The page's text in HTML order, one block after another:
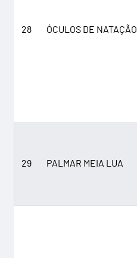
28 ÓCULOS DE NATAÇÃO
29 PALMAR MEIA LUA